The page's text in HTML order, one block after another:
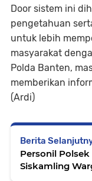
Door sistem ini
pengetahuan
untuk lebih
masyarakat
Polda Banten,
memberikan
(Ardi)
Berita
Personil
Siskamling